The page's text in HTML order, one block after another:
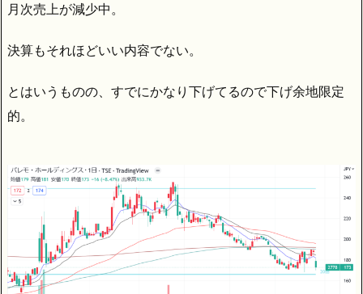
月次売上が減少中。
決算もそれほどいい内容でない。
とはいうものの、すでにかなり下げてるので下げ余地限定
的。